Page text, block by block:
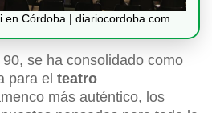
en Córdoba | diariocordoba.com
se ha consolidado como
para el teatro
más auténtico, los